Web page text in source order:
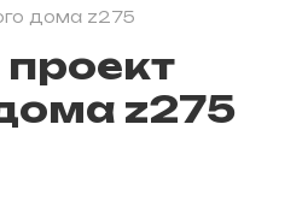
дома z275
z275